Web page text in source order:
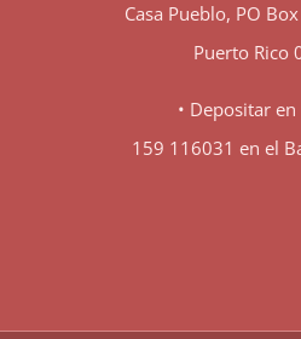
Casa Pueblo, PO
Puerto Rico
• Depositar
159 116031 en el